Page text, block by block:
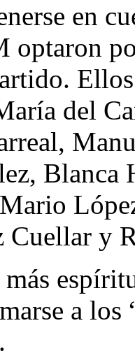
en
optaron
del
Cuellar y
a los